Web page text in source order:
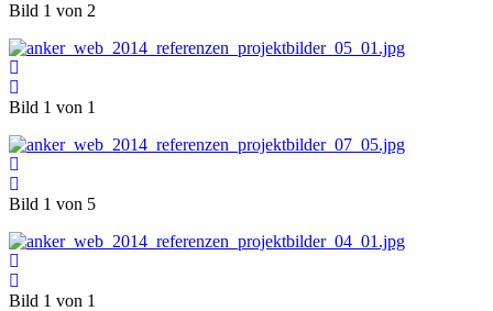
Bild 1 von 2
Bild 1 von 1
Bild 1 von 5
Bild 1 von 1